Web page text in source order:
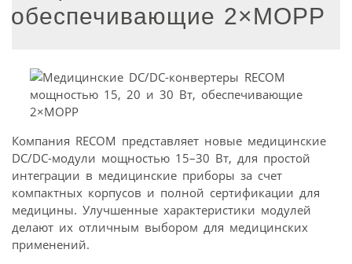
обеспечивающие 2×MOPP
Компания RECOM представляет новые медицинские
DC/DC-модули мощностью 15–30 Вт, для простой
интеграции в медицинские приборы за счет
компактных корпусов и полной сертификации для
медицины. Улучшенные характеристики модулей
делают их отличным выбором для медицинских
применений.